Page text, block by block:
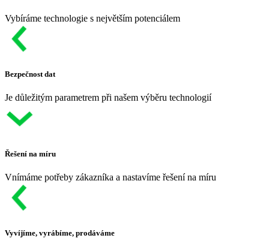
Vybíráme technologie s největším potenciálem
Bezpečnost dat
Je důležitým parametrem při našem výběru technologií
Řešení na míru
Vnímáme potřeby zákazníka a nastavíme řešení na míru
Vyvíjíme, vyrábíme, prodáváme